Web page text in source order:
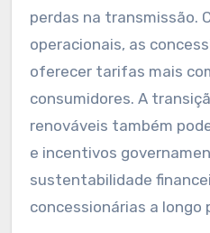
perdas na transmissão.
operacionais, as
oferecer tarifas mais
consumidores. A
renováveis também
e incentivos
sustentabilidade
concessionárias a longo